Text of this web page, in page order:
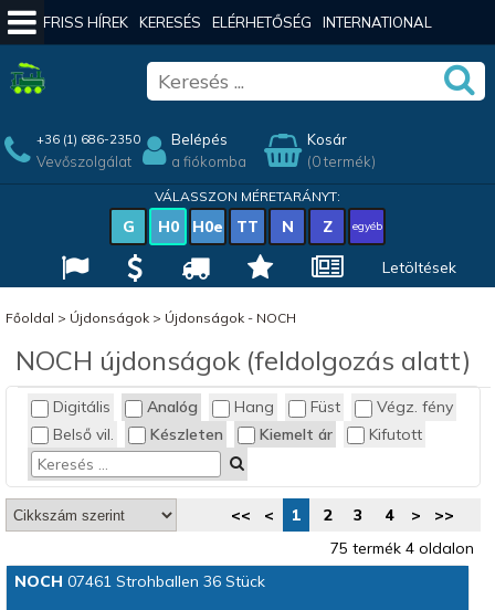
FRISS HÍREK KERESÉS ELÉRHETŐSÉG INTERNATIONAL
+36 (1) 686-2350
Vevőszolgálat
Belépés
a fiókomba
Kosár
(0 termék)
VÁLASSZON MÉRETARÁNYT:
G H0 H0e TT N Z egyéb
Letöltések
Főoldal > Újdonságok> Újdonságok - NOCH
NOCH újdonságok (feldolgozás alatt)
Digitális Analóg Hang Füst
Végz. fény
Belső vil.
Készleten Kiemelt ár Kifutott
<< < 1 2 3 4 >
>>
75 termék 4 oldalon
NOCH 07461 Strohballen 36 Stück